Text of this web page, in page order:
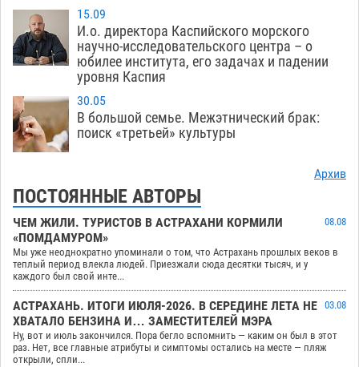
15.09
И.о. директора Каспийского морского
научно-исследовательского центра – о
юбилее института, его задачах и падении
уровня Каспия
30.05
В большой семье. Межэтнический брак:
поиск «третьей» культуры
Архив
ПОСТОЯННЫЕ АВТОРЫ
ЧЕМ ЖИЛИ. ТУРИСТОВ В АСТРАХАНИ КОРМИЛИ
«ПОМДАМУРОМ»
08.08
Мы уже неоднократно упоминали о том, что Астрахань прошлых веков в
теплый период влекла людей. Приезжали сюда десятки тысяч, и у
каждого был свой инте...
АСТРАХАНЬ. ИТОГИ ИЮЛЯ-2026. В СЕРЕДИНЕ ЛЕТА НЕ
ХВАТАЛО БЕНЗИНА И… ЗАМЕСТИТЕЛЕЙ МЭРА
03.08
Ну, вот и июль закончился. Пора бегло вспомнить — каким он был в этот
раз. Нет, все главные атрибуты и симптомы остались на месте — пляж
открыли, спли...